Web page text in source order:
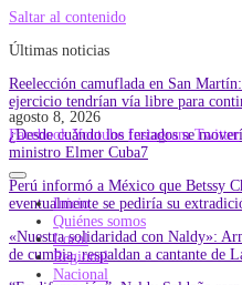
Saltar al contenido
Últimas noticias
Reelección camuflada en San
ejercicio tendrían vía libre para
¿Desde cuándo los feriados se
ministro Elmer Cuba7
Perú informó a México que Betssy
eventualmente se pediría su
«Nuestra solidaridad con Naldy»:
de cumbia, respaldan a cantante de
agosto 8, 2026
Facebook Youtube Instagram Twitter
Inicio
Quiénes somos
Local
Regional
Nacional